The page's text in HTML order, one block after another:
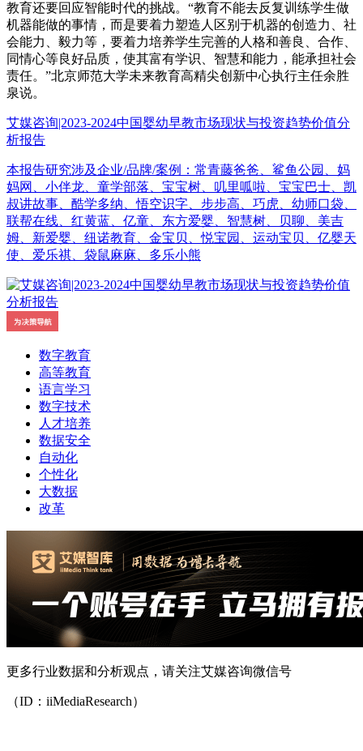
教育还要回应智能时代的挑战。“教育不能去反复训练学生做
机器能做的事情，而是要着力塑造人区别于机器的创造力、社
会能力、毅力等，要着力培养学生完善的人格和善良、合作、
同情心等良好品质，使其富有学识、智慧和能力，能承担社会
责任。”北京师范大学未来教育高精尖创新中心执行主任余胜
泉说。
艾媒咨询|2023-2024中国婴幼早教市场现状与投资趋势价值分
析报告
本报告研究涉及企业/品牌/案例：常青藤爸爸、鲨鱼公园、妈
妈网、小伴龙、童学部落、宝宝树、叽里呱啦、宝宝巴士、凯
叔讲故事、酷学多纳、悟空识字、步步高、巧虎、幼师口袋、
联帮在线、红黄蓝、亿童、东方爱婴、智慧树、贝聊、美吉
姆、新爱婴、纽诺教育、金宝贝、悦宝园、运动宝贝、亿婴天
使、爱乐祺、袋鼠麻麻、多乐小熊
数字教育
高等教育
语言学习
数字技术
人才培养
数据安全
自动化
个性化
大数据
改革
更多行业数据和分析观点，请关注艾媒咨询微信号
（ID：iiMediaResearch）